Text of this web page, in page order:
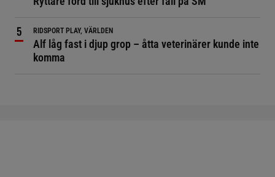
RIDSPORT PLAY, VÄRLDEN
Alf låg fast i djup grop – åtta veterinärer kunde inte
komma